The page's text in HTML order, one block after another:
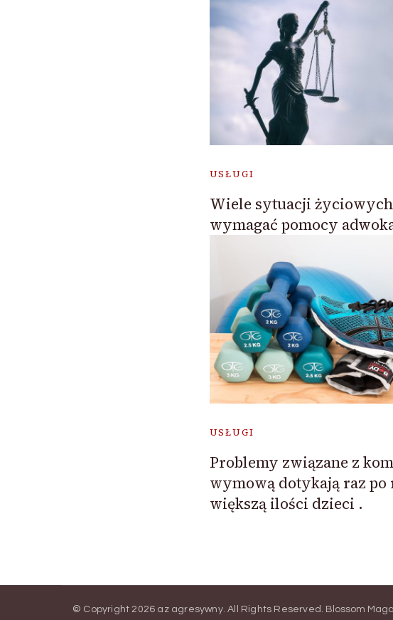
USŁUGI
Wiele sytuacji
wymagać pomocy
USŁUGI
Problemy związane z
wymową dotykają raz po
większą ilości dzieci .
© Copyright 2026 az agresywny. All Rights Reserved. Blossom